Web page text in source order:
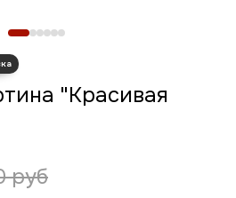
"Красивая
руб